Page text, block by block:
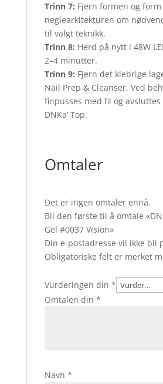
Trinn 7: Fjern formen og form
neglearkitekturen om
til valgt teknikk.
Trinn 8: Herd på nytt i 48W
2–4 minutter.
Trinn 9: Fjern det klebrige
Nail Prep & Cleanser. Ved
finpusses med fil og
DNKa’ Top.
Omtaler
Det er ingen omtaler ennå.
Bli den første til å omtale
Gel #0037 Vision»
Din e-postadresse vil ikke bli
Obligatoriske felt er merket
Vurderingen din *
Omtalen din *
Navn *